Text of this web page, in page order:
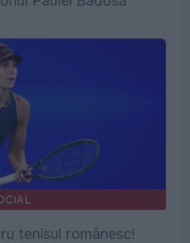
tenisul românesc!